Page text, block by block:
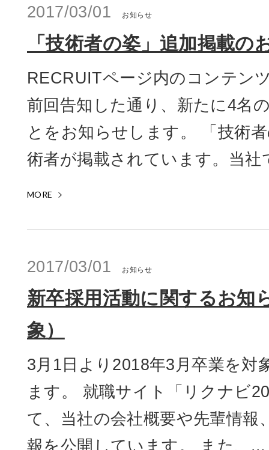
2017/03/01 お知らせ
「技術者の姿」追加掲載の
RECRUITページ内のコンテン
前回告知した通り、新たに4名
とをお知らせします。 「技術
術者が掲載されています。当社
MORE
2017/03/01 お知らせ
新卒採用活動に関するお知
象）
3月1日より2018年3月卒業を対
ます。 就職サイト「リクナビ
て、当社の会社概要や先輩情報
報を公開しています。 また、...